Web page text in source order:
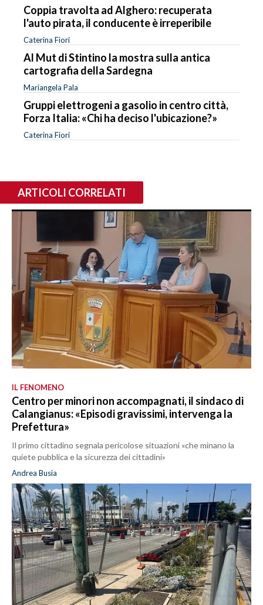
Coppia travolta ad Alghero: recuperata
l'auto pirata, il conducente è irreperibile
Caterina Fiori
Al Mut di Stintino la mostra sulla antica
cartografia della Sardegna
Mariangela Pala
Gruppi elettrogeni a gasolio in centro città,
Forza Italia: «Chi ha deciso l'ubicazione?»
Caterina Fiori
ARTICOLI CORRELATI
IL FENOMENO
Centro per minori non accompagnati, il sindaco di
Calangianus: «Episodi gravissimi, intervenga la
Prefettura»
Il primo cittadino segnala pericolose situazioni «che minano la
quiete pubblica e la sicurezza dei cittadini»
Andrea Busia